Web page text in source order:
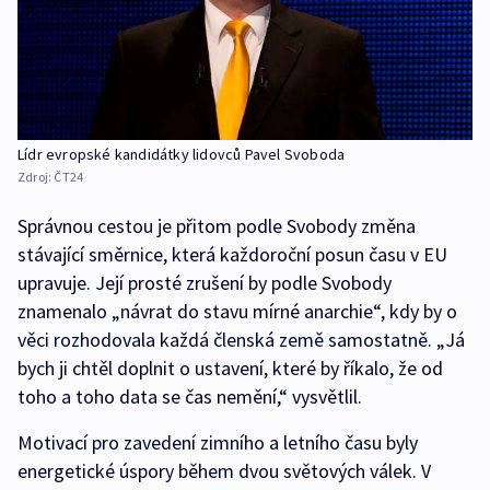
Lídr evropské kandidátky lidovců Pavel Svoboda
Zdroj: ČT24
Správnou cestou je přitom podle Svobody změna
stávající směrnice, která každoroční posun času v EU
upravuje. Její prosté zrušení by podle Svobody
znamenalo „návrat do stavu mírné anarchie“, kdy by o
věci rozhodovala každá členská země samostatně. „Já
bych ji chtěl doplnit o ustavení, které by říkalo, že od
toho a toho data se čas nemění,“ vysvětlil.
Motivací pro zavedení zimního a letního času byly
energetické úspory během dvou světových válek. V